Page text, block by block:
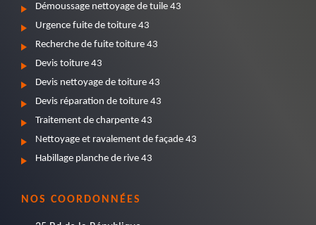
Démoussage nettoyage de tuile 43
Urgence fuite de toiture 43
Recherche de fuite toiture 43
Devis toiture 43
Devis nettoyage de toiture 43
Devis réparation de toiture 43
Traitement de charpente 43
Nettoyage et ravalement de façade 43
Habillage planche de rive 43
NOS COORDONNÉES